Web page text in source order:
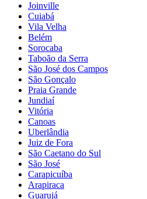
Joinville
Cuiabá
Vila Velha
Belém
Sorocaba
Taboão da Serra
São José dos Campos
São Gonçalo
Praia Grande
Jundiaí
Vitória
Canoas
Uberlândia
Juiz de Fora
São Caetano do Sul
São José
Carapicuíba
Arapiraca
Guarujá